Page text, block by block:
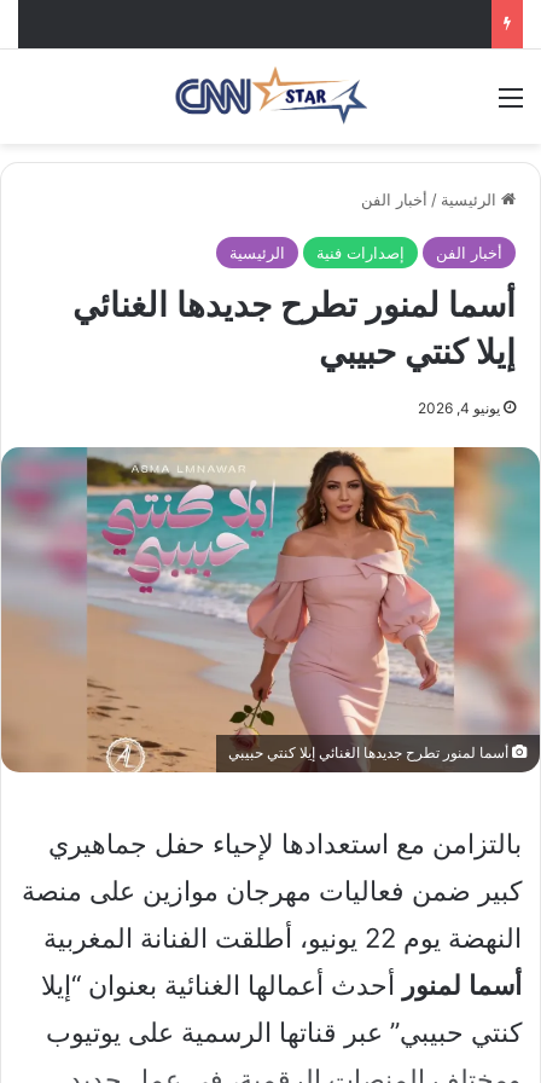
الرئيسية / أخبار الفن
أخبار الفن إصدارات فنية الرئيسية
أسما لمنور تطرح جديدها الغنائي
إيلا كنتي حبيبي
يونيو 4, 2026
أسما لمنور تطرح جديدها الغنائي إيلا كنتي حبيبي
بالتزامن مع استعدادها لإحياء حفل جماهيري
كبير ضمن فعاليات مهرجان موازين على منصة
النهضة يوم 22 يونيو، أطلقت الفنانة المغربية
أسما لمنور أحدث أعمالها الغنائية بعنوان “إيلا
كنتي حبيبي” عبر قناتها الرسمية على يوتيوب